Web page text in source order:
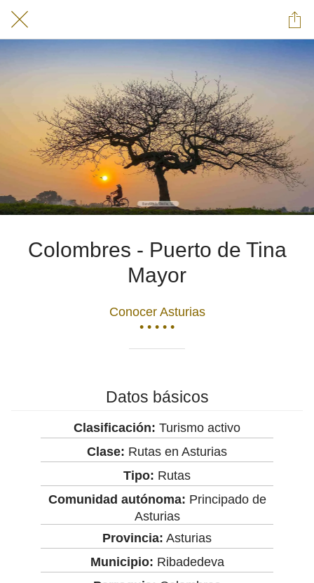
Colombres - Puerto de Tina
Mayor
Conocer Asturias
• • • • •
Datos básicos
Clasificación: Turismo activo
Clase: Rutas en Asturias
Tipo: Rutas
Comunidad autónoma: Principado de
Asturias
Provincia: Asturias
Municipio: Ribadedeva